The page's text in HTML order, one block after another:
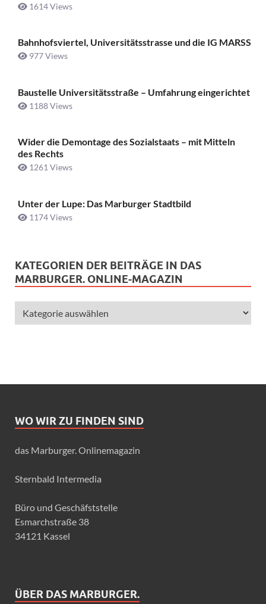
1614 Views
Bahnhofsviertel, Universitätsstrasse und die IG MARSS
977 Views
Baustelle Universitätsstraße ­– Umfahrung eingerichtet
1188 Views
Wider die Demontage des Sozialstaats – mit Mitteln
des Rechts
1261 Views
Unter der Lupe: Das Marburger Stadtbild
1174 Views
KATEGORIEN DER BEITRÄGE IN DAS
MARBURGER. ONLINE-MAGAZIN
WO WIR ZU FINDEN SIND
das Marburger. Onlinemagazin
Sternbald Intermedia
Büro und Geschäfststelle
Esmarchstraße 38
34121 Kassel
ÜBER DAS MARBURGER.